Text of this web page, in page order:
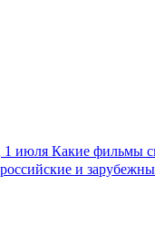
1 июля Какие фильмы
российские и